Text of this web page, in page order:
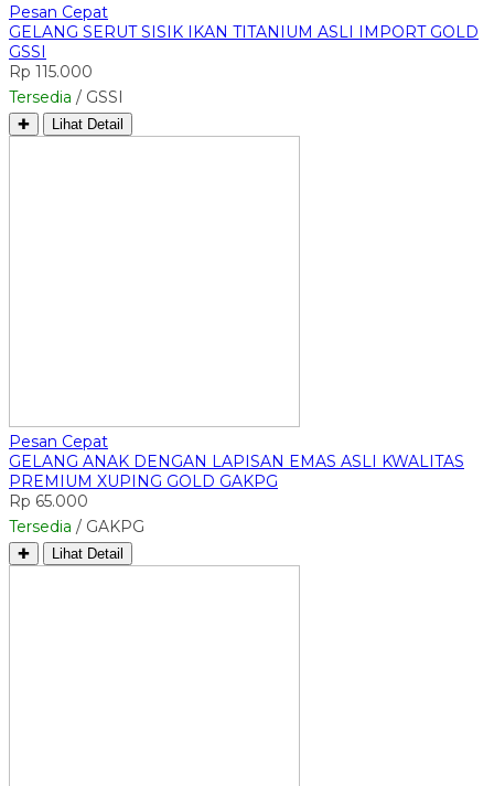
Pesan Cepat
GELANG SERUT SISIK IKAN TITANIUM ASLI IMPORT GOLD
GSSI
Rp 115.000
Tersedia / GSSI
✚ Lihat Detail
Pesan Cepat
GELANG ANAK DENGAN LAPISAN EMAS ASLI KWALITAS
PREMIUM XUPING GOLD GAKPG
Rp 65.000
Tersedia / GAKPG
✚ Lihat Detail